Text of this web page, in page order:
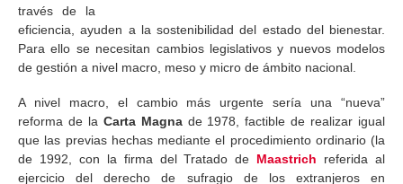
través de la
eficiencia, ayuden a la sostenibilidad del estado del bienestar.
Para ello se necesitan cambios legislativos y nuevos modelos
de gestión a nivel macro, meso y micro de ámbito nacional.
A nivel macro, el cambio más urgente sería una “nueva”
reforma de la Carta Magnade 1978, factible de realizar igual
que las previas hechas mediante el procedimiento ordinario (la
de 1992, con la firma del Tratado de Maastrich referida al
ejercicio del derecho de sufragio de los extranjeros en